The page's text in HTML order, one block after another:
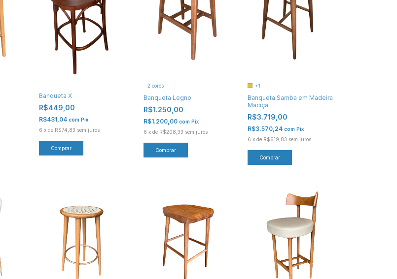
Banqueta X
R$449,00
R$431,04com Pix
6 xde R$74,83 sem juros
Comprar
2 cores
Banqueta Legno
R$1.250,00
R$1.200,00 com Pix
6 x de R$208,33 sem juros
Comprar
+1
Banqueta Samba em Madeira
Maciça
R$3.719,00
R$3.570,24 com Pix
6 x de R$619,83 sem juros
Comprar